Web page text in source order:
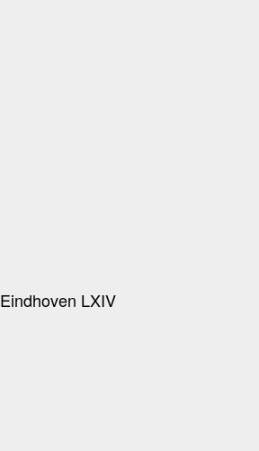
Eindhoven LXIV